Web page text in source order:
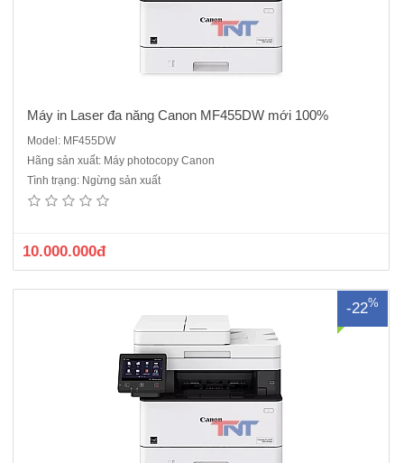
Máy in Laser đa năng Canon MF455DW mới 100%
Model: MF455DW
Hãng sản xuất: Máy photocopy Canon
Tình trạng: Ngừng sản xuất
10.000.000đ
-22%
Máy in đa chức năng Canon MF461DW ( A4/A5/ In/ Copy/ Scan/ Đảo
mặt/ ADF/ USB/ LAN/ WIFI)Chức năng : In, Copy, Scan màuTốc độ &
Chất lượng: In 36 ppm (A4), độ phân giải 600x600 dpi (tương đương